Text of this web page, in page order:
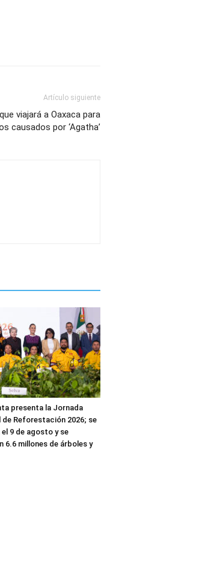
Artículo siguiente
viajará a Oaxaca para
causados por ‘Agatha’
presenta la Jornada
de Reforestación 2026; se
el 9 de agosto y se
6.6 millones de árboles y